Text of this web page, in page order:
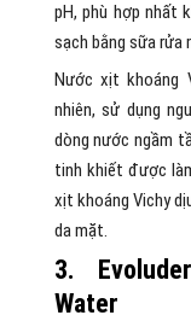
pH, phù hợp nhất
sạch bằng sữa rửa
Nước xịt khoáng
nhiên, sử dụng
dòng nước ngầm
tinh khiết được
xịt khoáng Vichy
da mặt.
3.
Water